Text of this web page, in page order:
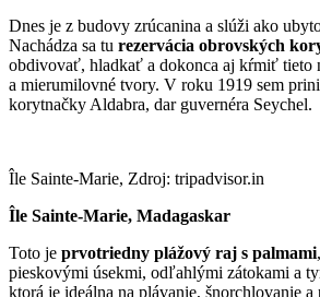
Dnes je z budovy zrúcanina a slúži ako
Nachádza sa tu rezervácia obrovských
obdivovať, hladkať a dokonca aj kŕmiť tieto
a mierumilovné tvory. V roku 1919 sem
korytnačky Aldabra, dar guvernéra Seychel.
Île Sainte-Marie, Zdroj: tripadvisor.in
Île Sainte-Marie, Madagaskar
Toto je prvotriedny plážový raj s palmami
pieskovými úsekmi, odľahlými zátokami a
ktorá je ideálna na plávanie, šnorchlovanie